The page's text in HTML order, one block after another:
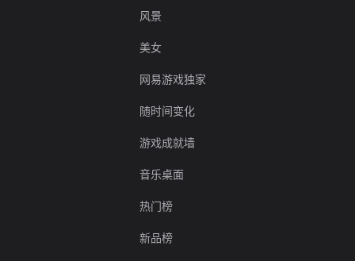
风景
美女
网易游戏独家
随时间变化
游戏成就墙
音乐桌面
热门榜
新品榜